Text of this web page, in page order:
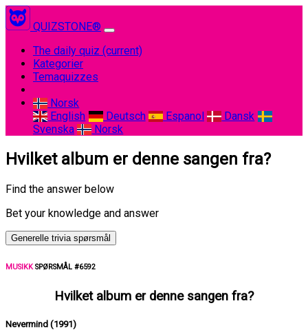
QUIZSTONE®
The daily quiz (current)
Kategorier
Temaquizzes
Norsk
English
Deutsch Espanol
Dansk
Svenska
Norsk
Hvilket album er denne sangen fra?
Find the answer below
Bet your knowledge and answer
Generelle trivia spørsmål
MUSIKKSPØRSMÅL #6592
Hvilket album er denne sangen fra?
Nevermind (1991)